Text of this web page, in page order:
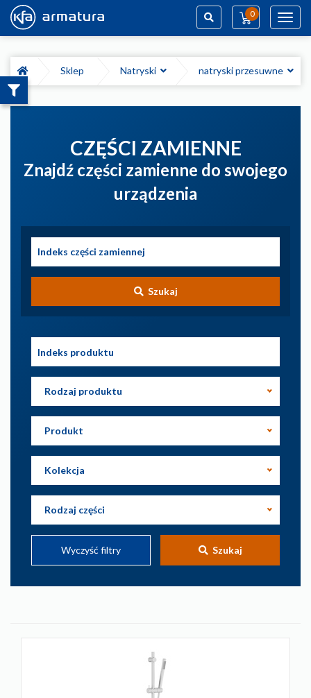
0
Sklep
Natryski natryski przesuwne
CZĘŚCI ZAMIENNE
Znajdź części zamienne do swojego
urządzenia
Szukaj
Rodzaj produktu
Produkt
Kolekcja
Rodzaj części
Wyczyść filtry Szukaj